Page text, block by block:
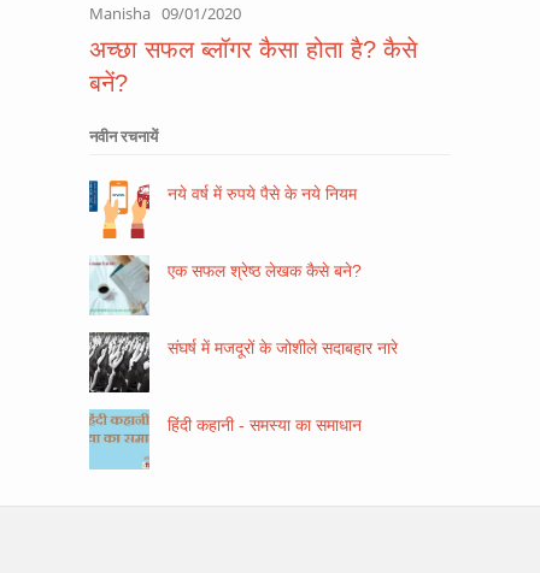
Manisha 09/01/2020
अच्छा सफल ब्लॉगर कैसा होता है? कैसे
बनें?
नवीन रचनायें
नये वर्ष में रुपये पैसे के नये नियम
एक सफल श्रेष्ठ लेखक कैसे बने?
संघर्ष में मजदूरों के जोशीले सदाबहार नारे
हिंदी कहानी - समस्या का समाधान